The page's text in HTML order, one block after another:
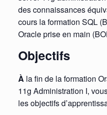
des connaissances
cours la formation SQL
Oracle prise en main
Objectifs
À la fin de la formation
11g Administration I,
les objectifs